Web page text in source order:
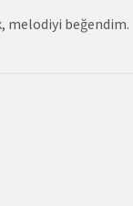
melodiyi beğendim.